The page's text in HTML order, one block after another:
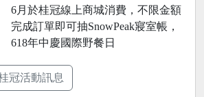
6月於桂冠線上商城消費，不限金額
完成訂單即可抽SnowPeak寢室帳，
618年中慶國際野餐日
冠活動訊息